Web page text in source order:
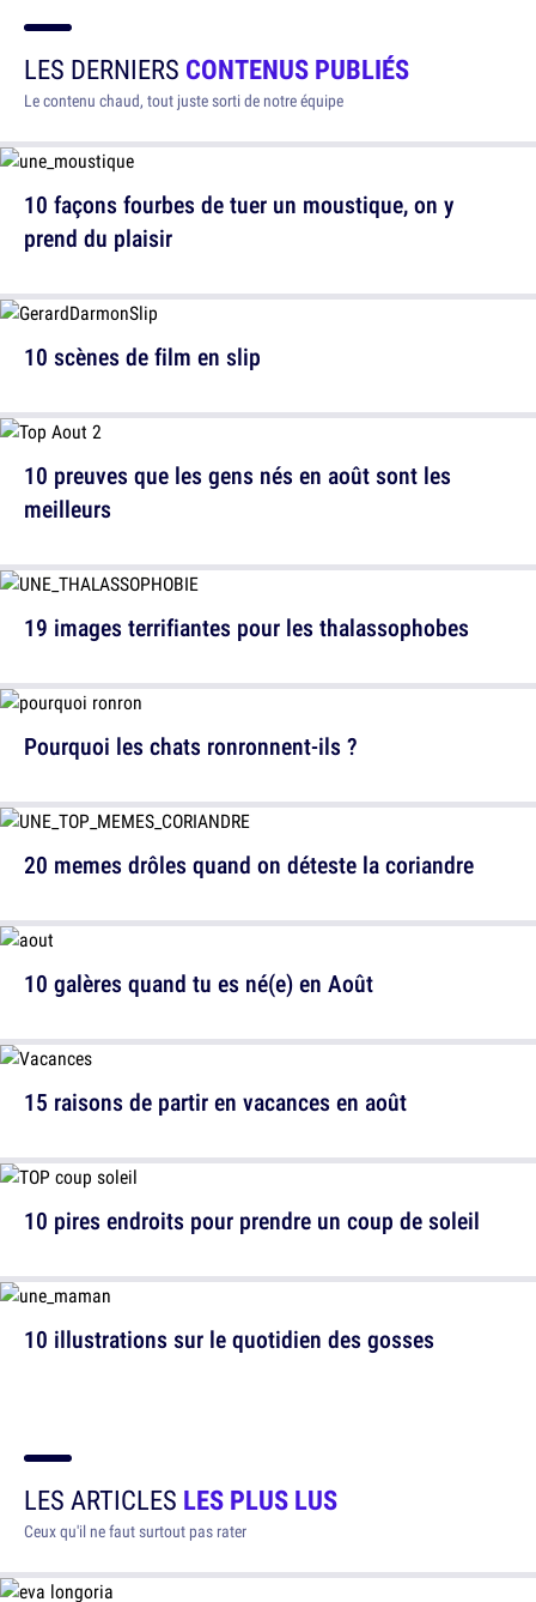
LES DERNIERS CONTENUS PUBLIÉS
Le contenu chaud, tout juste sorti de notre équipe
10 façons fourbes de tuer un moustique, on y
prend du plaisir
10 preuves que les gens nés en août sont les
meilleurs
Pourquoi les chats ronronnent-ils ?
10 galères quand tu es né(e) en Août
10 pires endroits pour prendre un coup de soleil
10 scènes de film en slip
19 images terrifiantes pour les thalassophobes
20 memes drôles quand on déteste la coriandre
15 raisons de partir en vacances en août
10 illustrations sur le quotidien des gosses
LES ARTICLES LES PLUS LUS
Ceux qu'il ne faut surtout pas rater